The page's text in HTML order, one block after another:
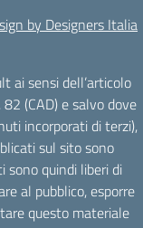
by Designers Italia
ai sensi dell’articolo
(CAD) e salvo dove
incorporati di terzi),
sul sito sono
sono quindi liberi di
al pubblico, esporre
questo materiale